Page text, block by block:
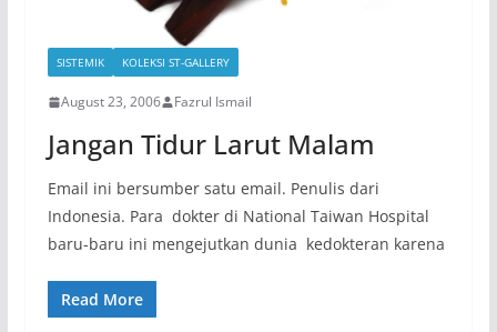
SISTEMIK KOLEKSI ST-GALLERY
August 23, 2006 Fazrul Ismail
Jangan Tidur Larut Malam
Email ini bersumber satu email. Penulis dari
Indonesia. Para dokter di National Taiwan Hospital
baru-baru ini mengejutkan dunia kedokteran karena
Read More